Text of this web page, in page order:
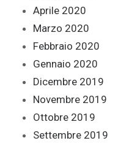
Aprile 2020
Marzo 2020
Febbraio 2020
Gennaio 2020
Dicembre 2019
Novembre 2019
Ottobre 2019
Settembre 2019